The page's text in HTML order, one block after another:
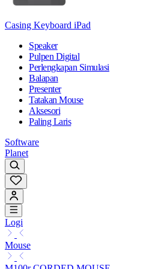
Casing Keyboard iPad
Speaker
Pulpen Digital
Perlengkapan Simulasi
Balapan
Presenter
Tatakan Mouse
Aksesori
Paling Laris
Software
Planet
Logi
Mouse